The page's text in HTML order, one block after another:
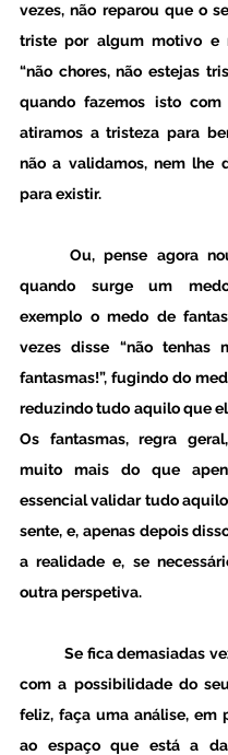
vezes, não reparou que o
triste por algum motivo e
“não chores, não estejas
quando fazemos isto com
atiramos a tristeza para
não a validamos, nem lhe
para existir.
Ou, pense agora
quando surge um
exemplo o medo de
vezes disse “não tenhas
fantasmas!”, fugindo do
reduzindo tudo aquilo que
Os fantasmas, regra
muito mais do que
essencial validar tudo
sente, e, apenas depois
a realidade e, se
outra perspetiva.
Se fica demasiadas
com a possibilidade do
feliz, faça uma análise, em
ao espaço que está a